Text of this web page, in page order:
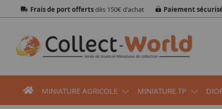
Frais de port offertsdès 150€ d'achat Paiement
MINIATURE AGRICOLE MINIATURE TP